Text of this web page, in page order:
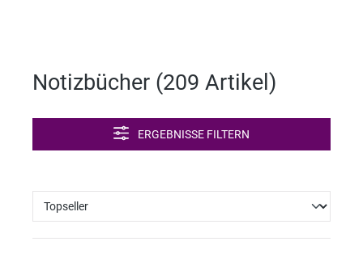
Notizbücher (209 Artikel )
ERGEBNISSE FILTERN